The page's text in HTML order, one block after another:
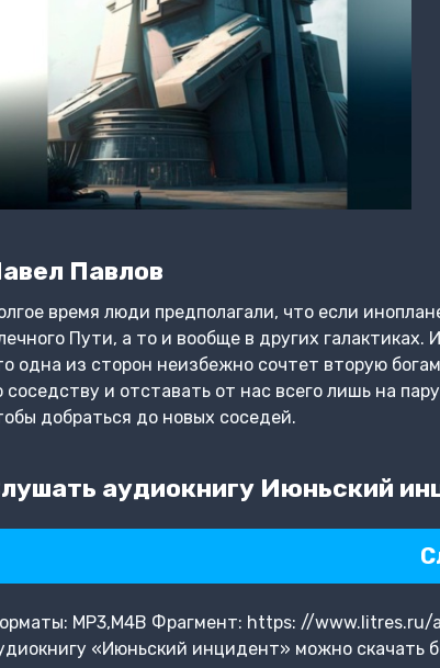
Павлов
время люди предполагали, что если
Пути, а то и вообще в других
одна из сторон неизбежно сочтет вторую
соседству и отставать от нас всего лишь на
добраться до новых соседей.
аудиокнигу Июньский
MP3,M4B Фрагмент: https: //
«Июньский инцидент» можно скачать